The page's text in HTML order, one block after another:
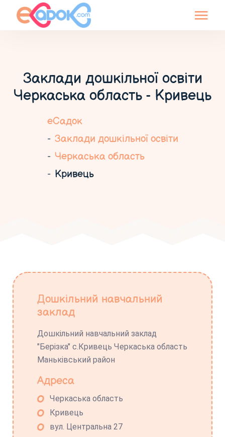
Заклади дошкільної освіти
Черкаська область - Кривець
еСадок
Заклади дошкільної освіти
Черкаська область
Кривець
Дошкільний навчальний
заклад
Дошкільний навчальний заклад
"Берізка" с.Кривець Черкаська область
Маньківський район
Адреса
Черкаська область
Кривець
вул. Центральна 27